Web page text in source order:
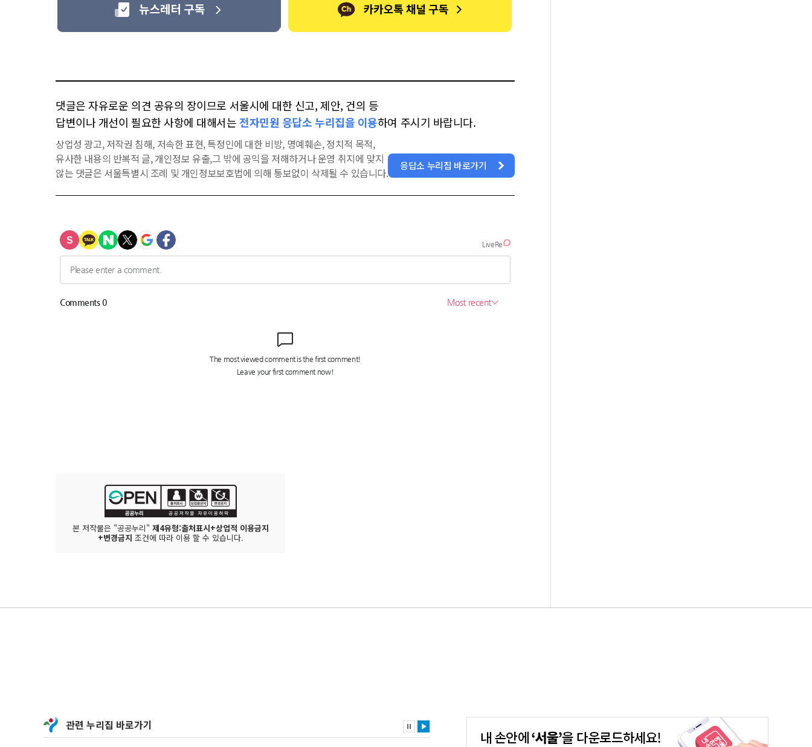
댓글은 자유로운 의견 공유의 장이므로 서울시에 대한 신고, 제안, 건의 등
답변이나 개선이 필요한 사항에 대해서는 전자민원 응답소 누리집을 이용하여 주시기 바랍니다.
상업성 광고, 저작권 침해, 저속한 표현, 특정인에 대한 비방, 명예훼손, 정치적 목적,
유사한 내용의 반복적 글, 개인정보 유출,그 밖에 공익을 저해하거나 운영 취지에 맞지
않는 댓글은 서울특별시 조례 및 개인정보보호법에 의해 통보없이 삭제될 수 있습니다.
응답소 누리집 바로가기
본 저작물은 "공공누리" 제4유형:출처표시+상업적 이용금지
+변경금지 조건에 따라 이용 할 수 있습니다.
관련 누리집 바로가기 내